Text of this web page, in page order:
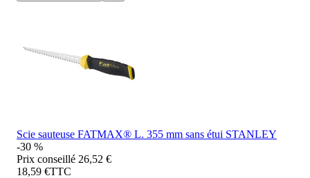
Scie sauteuse FATMAX® L. 355 mm sans étui STANLEY
-30 %
Prix conseillé 26,52 €
18,59 €TTC